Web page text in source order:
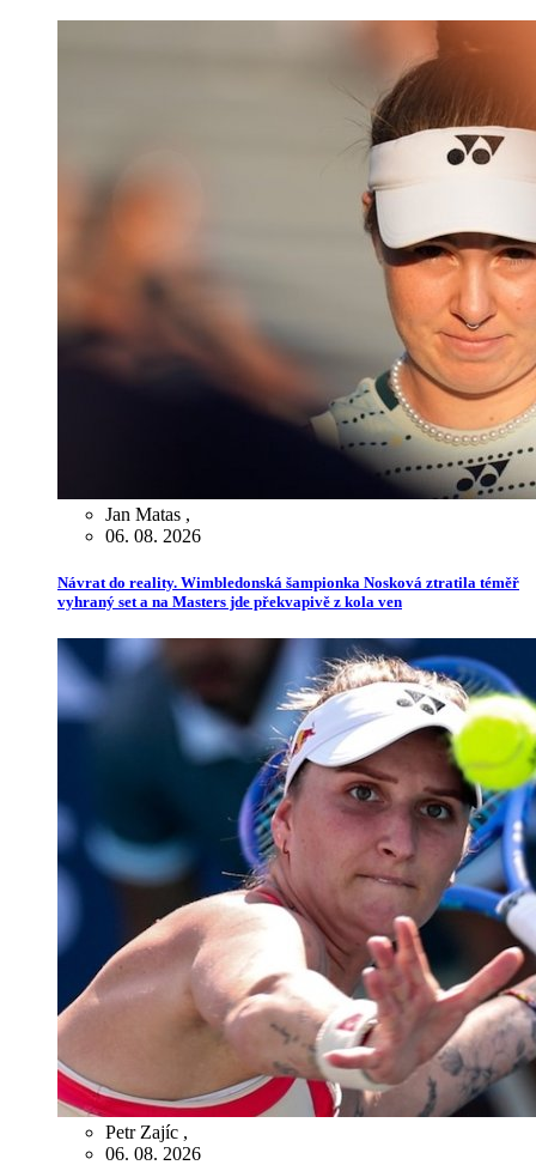
Jan Matas ,
06. 08. 2026
Návrat do reality. Wimbledonská šampionka Nosková ztratila téměř
vyhraný set a na Masters jde překvapivě z kola ven
Petr Zajíc ,
06. 08. 2026